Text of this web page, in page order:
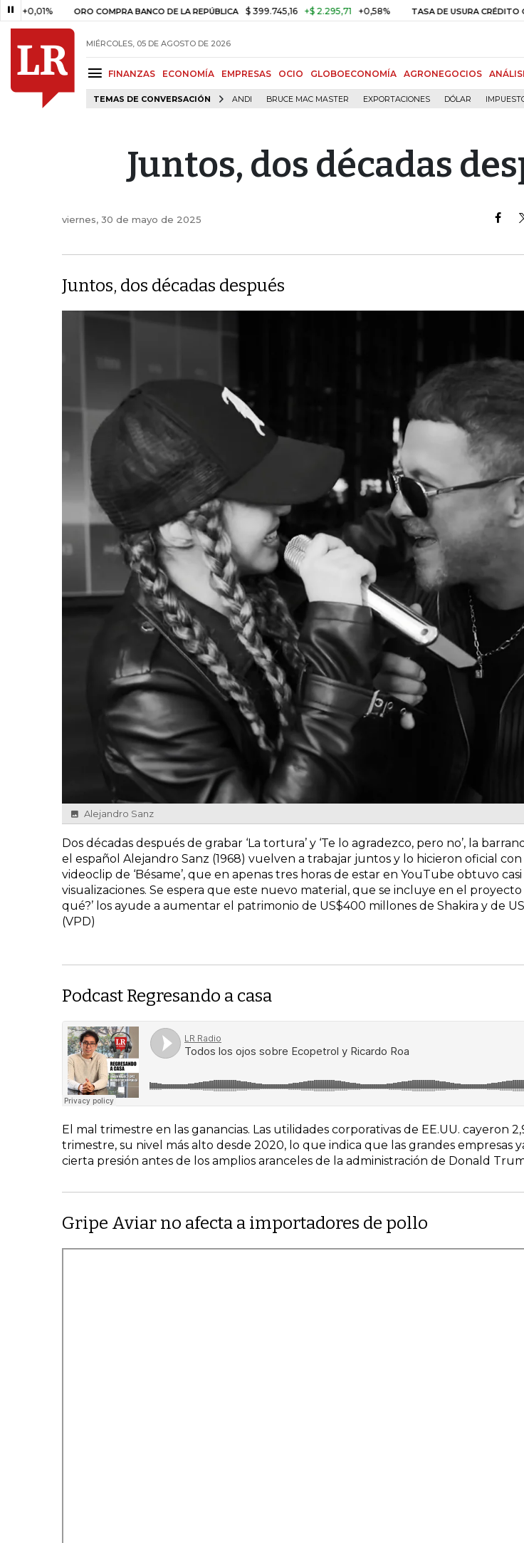
ORO COMPRA BANCO DE LA REPÚBLICA $ 399.745,16 +$ 2.295,71 +0,58% TASA DE USURA CRÉDITO
MIÉRCOLES, 05 DE AGOSTO DE 2026
FINANZAS ECONOMÍA EMPRESAS OCIO GLOBOECONOMÍA AGRONEGOCIOS
TEMAS DE CONVERSACIÓN ANDI BRUCE MAC MASTER EXPORTACIONES DÓLAR
Juntos, dos décadas
viernes, 30 de mayo de 2025
Juntos, dos décadas después
Alejandro Sanz
Dos décadas después de grabar ‘La tortura’ y ‘Te lo agradezco, pero no’, la
el español Alejandro Sanz (1968) vuelven a trabajar juntos y lo hicieron oficial
videoclip de ‘Bésame’, que en apenas tres horas de estar en YouTube obtuvo
visualizaciones. Se espera que este nuevo material, que se incluye en el proyecto
qué?’ los ayude a aumentar el patrimonio de US$400 millones de Shakira y de
(VPD)
Podcast Regresando a casa
El mal trimestre en las ganancias. Las utilidades corporativas de EE.UU. cayeron
trimestre, su nivel más alto desde 2020, lo que indica que las grandes empresas
cierta presión antes de los amplios aranceles de la administración de Donald
Gripe Aviar no afecta a importadores de pollo